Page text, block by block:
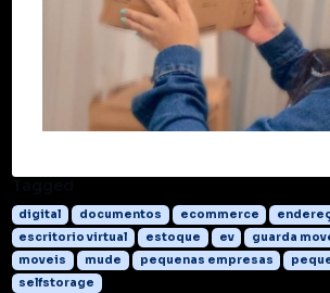
digital documentos ecommerce
escritorio virtual
estoque ev guarda
moveis
mude pequenas empresas
selfstorage